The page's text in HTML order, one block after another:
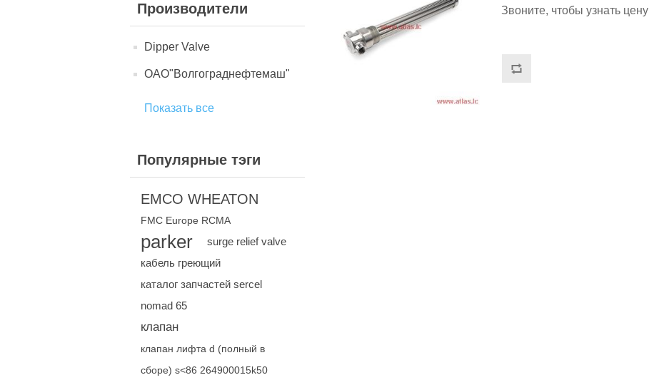
Производители
Dipper Valve
ОАО"Волгограднефтемаш"
Показать все
Популярные тэги
EMCO WHEATON
FMC Europe RCMA
parker
surge relief valve
кабель греющий
каталог запчастей sercel
nomad 65
клапан
клапан лифта d (полный в
сборе) s<86 264900015k50
Звоните, чтобы узнать цену